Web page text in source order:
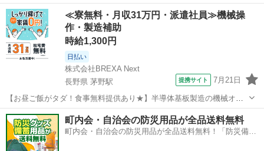
品します。 普通に使えていますが、ドアの開閉が少しズレますが、気
にして開閉すれば問題ありませんでした。 また、運転時少し大きめな
音であたたまります。
山梨 南アルプス市 キッチン家電
≪寮無料・月収31万円・派遣社員≫機械操
作・製造補助
時給1,300円
日払い
株式会社BREXA Next
長野県 茅野駅
提携サイト 7月21日
【お昼ご飯がタダ！食事無料提供あり★】半導体基板製造の機械オペ
レーターや検査作業！未経験活躍中★カップル＆友達同士の応募OK！
赴任旅費会社負担★嬉しい無料送迎◎正社員登用制度あり！マイカー
通勤OK！無料駐車場完備！《長野県茅...
長野 茅野市 茅野駅 その他
町内会・自治会の防災用品が全品送料無料
町内会・自治会の防災用品が全品送料無料！「防災備蓄